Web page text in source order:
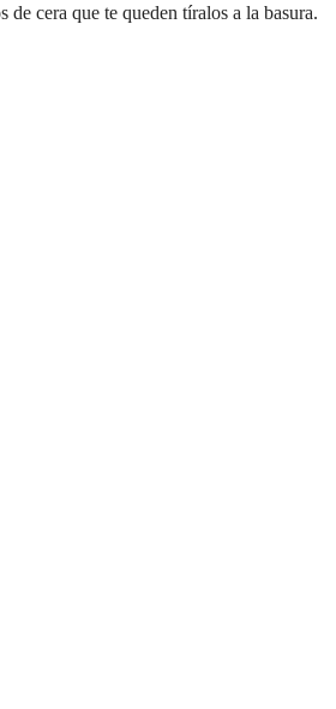
de cera que te queden tíralos a la basura.